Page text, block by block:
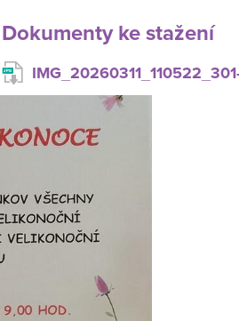
Dokumenty ke stažení